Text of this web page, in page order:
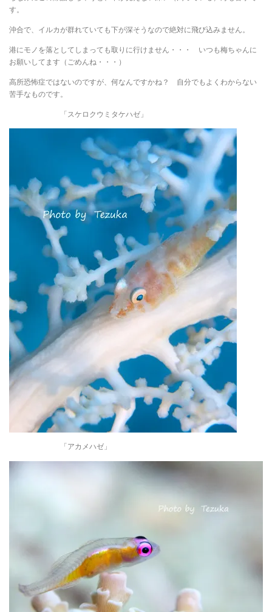
す。
沖合で、イルカが群れていても下が深そうなので絶対に飛び込みません。
港にモノを落としてしまっても取りに行けません・・・ いつも梅ちゃんに
お願いしてます（ごめんね・・・）
高所恐怖症ではないのですが、何なんですかね？ 自分でもよくわからない
苦手なものです。
「スケロクウミタケハゼ」
「アカメハゼ」